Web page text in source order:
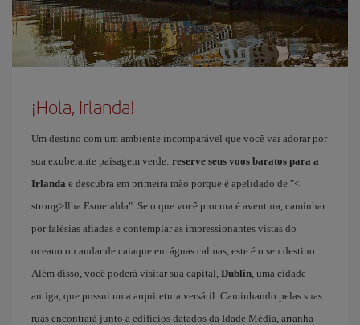
¡Hola, Irlanda!
Um destino com um ambiente incomparável que você vai adorar por
sua exuberante paisagem verde: reserve seus voos baratos para a
Irlanda e descubra em primeira mão porque é apelidado de "<
strong>Ilha Esmeralda". Se o que você procura é aventura, caminhar
por falésias afiadas e contemplar as impressionantes vistas do
oceano ou andar de caiaque em águas calmas, este é o seu destino.
Além disso, você poderá visitar sua capital, Dublin , uma cidade
antiga, que possui uma arquitetura versátil. Caminhando pelas suas
ruas encontrará junto a edifícios datados da Idade Média, arranha-